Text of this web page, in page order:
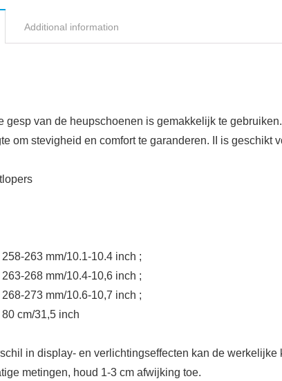
Additional information
gesp van de heupschoenen is gemakkelijk te
om stevigheid en comfort te garanderen. II is
263 mm/10.1-10.4 inch ;
268 mm/10.4-10,6 inch ;
273 mm/10.6-10,7 inch ;
cm/31,5 inch
in display- en verlichtingseffecten kan de
metingen, houd 1-3 cm afwijking toe.